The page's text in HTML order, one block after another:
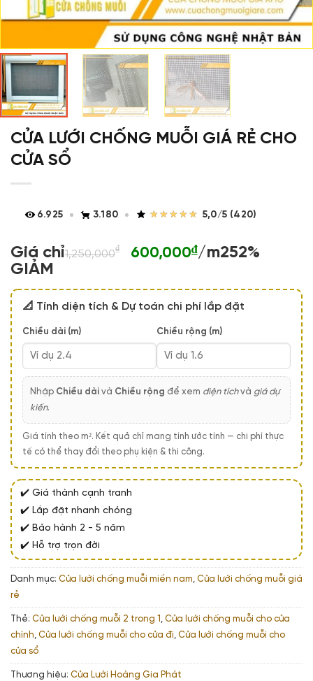
CỬA LƯỚI CHỐNG MUỖI GIÁ RẺ CHO
CỬA SỔ
6.925 3.180 ★★★★★
★★★★★ 5,0/5 (420)
Giá chỉ1,250,000₫
Giá
là:
1,250,000₫.
600,000₫Giá
tại
là:
/m252%
GIẢM
📐 Tính diện tích & Dự toán chi phí lắp đặt
Chiều dài (m) Chiều rộng (m)
Nhập Chiều dài và Chiều rộng để xem diện tíchvà giá dự
kiến.
Giá tính theo m². Kết quả chỉ mang tính ước tính — chi phí thực
tế có thể thay đổi theo phụ kiện & thi công.
✔️ Giá thành cạnh tranh
✔️ Lắp đặt nhanh chóng
✔️ Bảo hành 2 - 5 năm
✔️ Hỗ trợ trọn đời
Danh mục: Cửa lưới chống muỗi miền nam, Cửa lưới chống muỗi giá
rẻ
Thẻ: Cửa lưới chống muỗi 2 trong 1 , Cửa lưới chống muỗi cho cửa
chính, Cửa lưới chống muỗi cho cửa đi, Cửa lưới chống muỗi cho
cửa sổ
Thương hiệu: Cửa Lưới Hoàng Gia Phát